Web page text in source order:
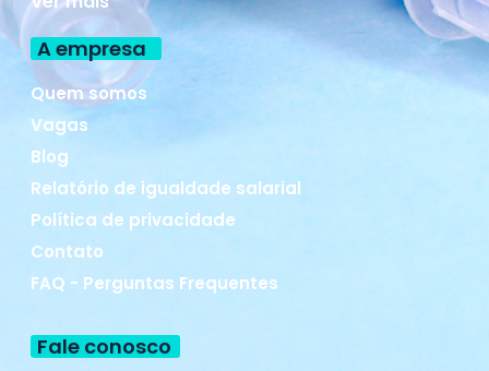
A empresa
Quem somos
Vagas
Blog
Relatório de igualdade salarial
Política de privacidade
Contato
FAQ - Perguntas Frequentes
Fale conosco